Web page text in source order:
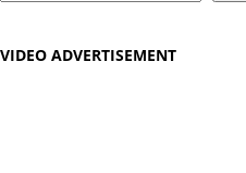
VIDEO ADVERTISEMENT